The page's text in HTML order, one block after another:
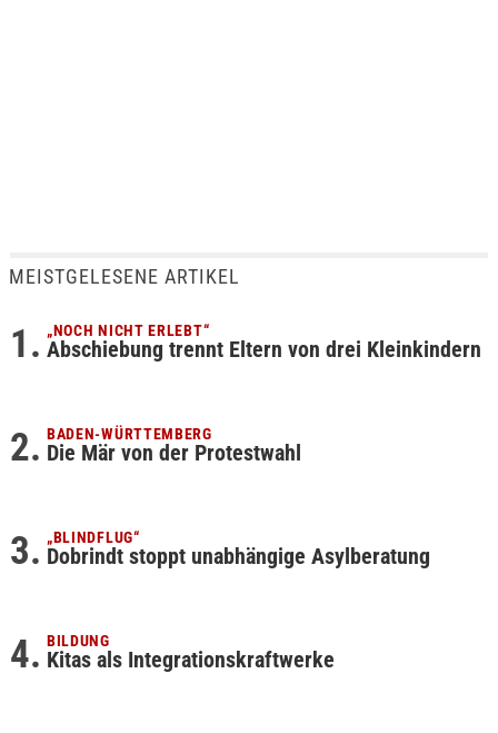
MEISTGELESENE ARTIKEL
„NOCH NICHT ERLEBT“
Abschiebung trennt Eltern von drei Kleinkindern
BADEN-WÜRTTEMBERG
Die Mär von der Protestwahl
„BLINDFLUG“
Dobrindt stoppt unabhängige Asylberatung
BILDUNG
Kitas als Integrationskraftwerke